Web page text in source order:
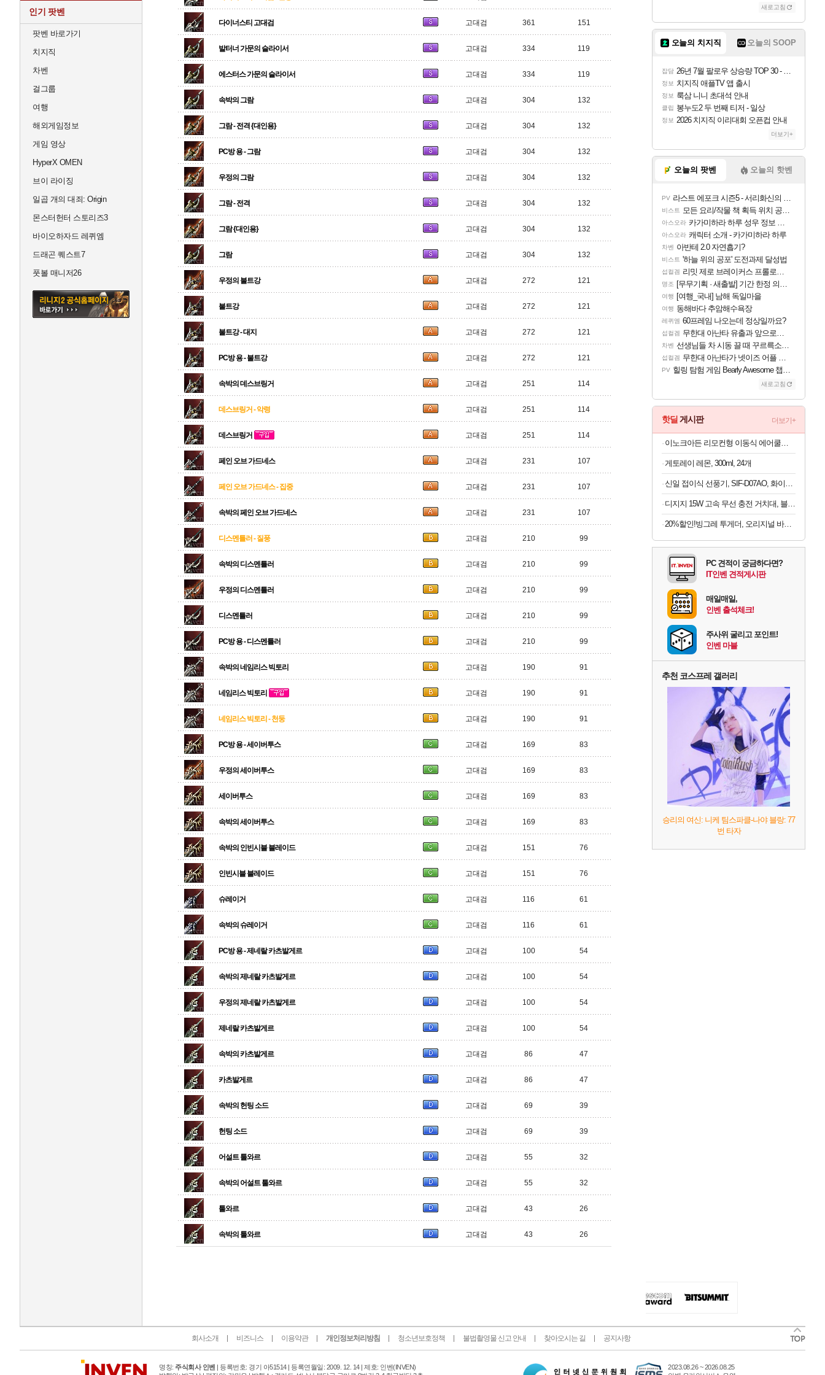
인기 팟벤
팟벤 바로가기
치지직
차벤
걸그룹
여행
해외게임정보
게임 영상
HyperX OMEN
브이 라이징
일곱 개의 대죄: Origin
몬스터헌터 스토리즈3
바이오하자드 레퀴엠
드래곤 퀘스트7
풋볼 매니저26
다이너스티 고대검 고대검 361 151
발터너 가문의 슬라이서 고대검 334 119
에스터스 가문의 슬라이서 고대검 334 119
속박의 그람 고대검 304 132
그람 - 전격 {대인용} 고대검 304 132
PC방 용 - 그람 고대검 304 132
우정의 그람 고대검 304 132
그람 - 전격 고대검 304 132
그람 {대인용} 고대검 304 132
그람 고대검 304 132
우정의 불트강 고대검 272 121
불트강 고대검 272 121
불트강 - 대지 고대검 272 121
PC방 용 - 불트강 고대검 272 121
속박의 데스브링거 고대검 251 114
데스브링거 - 악령 고대검 251 114
데스브링거 고대검 251 114
페인 오브 가드네스 고대검 231 107
페인 오브 가드네스 - 집중 고대검 231 107
속박의 페인 오브 가드네스 고대검 231 107
디스멘틀러 - 질풍 고대검 210 99
속박의 디스멘틀러 고대검 210 99
우정의 디스멘틀러 고대검 210 99
디스멘틀러 고대검 210 99
PC방 용 - 디스멘틀러 고대검 210 99
속박의 네임리스 빅토리 고대검 190 91
네임리스 빅토리 고대검 190 91
네임리스 빅토리 - 천둥 고대검 190 91
PC방 용 - 세이버투스 고대검 169 83
우정의 세이버투스 고대검 169 83
세이버투스 고대검 169 83
속박의 세이버투스 고대검 169 83
속박의 인빈시블 블레이드 고대검 151 76
인빈시블 블레이드 고대검 151 76
슈레이거 고대검 116 61
속박의 슈레이거 고대검 116 61
PC방 용 - 제네랄 카츠발게르 고대검 100 54
속박의 제네랄 카츠발게르 고대검 100 54
우정의 제네랄 카츠발게르 고대검 100 54
제네랄 카츠발게르 고대검 100 54
속박의 카츠발게르 고대검 86 47
카츠발게르 고대검 86 47
속박의 헌팅 소드 고대검 69 39
헌팅 소드 고대검 69 39
어설트 툴와르 고대검 55 32
속박의 어설트 툴와르 고대검 55 32
툴와르 고대검 43 26
속박의 툴와르 고대검 43 26
새로고침
오늘의 치지직 오늘의 SOOP
잡담 26년 7월 팔로우 상승량 TOP 30 - 월간 치지직
정보 치지직 애플TV 앱 출시
정보 룩삼 니니 초대석 안내
클립 봉누도2 두 번째 티저 - 일상
정보 2026 치지직 이리대회 오픈컵 안내
더보기+
오늘의 팟벤 오늘의 핫벤
PV 라스트 에포크 시즌5 - 서리화신의 분노 티저
비스트 모든 요리/작물 책 획득 위치 공략 (36개) - 미식가 도전과제
아스오라 카가미하라 하루 성우 정보 및 주요 필모
아스오라 캐릭터 소개 - 카가미하라 하루
차벤 아반테 2.0 자연흡기?
비스트 '하늘 위의 공포' 도전과제 달성법
섭컬겜 리밋 제로 브레이커스 프롤로그 테스트 후기 영상 업로드
명조 [무무기획 · 새출발] 기간 한정 의뢰 이벤트
여행 [여행_국내] 남해 독일마을
여행 동해바다 추암해수욕장
레퀴엠 60프레임 나오는데 정상일까요?
섭컬겜 무한대 아난타 유출과 앞으로의 예상 (루머)
차벤 선생님들 차 시동 끌 때 꾸르륵소리나는데
섭컬겜 무한대 아난타가 넷이즈 어플 달력에 일정 등록
PV 힐링 탐험 게임 Bearly Awesome 챕터 1 트레일러
새로고침
핫딜 게시판 더보기+
이노크아든 리모컨형 이동식 에어쿨러 IA-L11, 1개
게토레이 레몬, 300ml, 24개
신일 접이식 선풍기, SIF-D07AO, 화이트, 1개
디지지 15W 고속 무선 충전 거치대, 블랙, 1개
20%할인!빙그레 투게더, 오리지널 바닐라, 270ml, 8개
PC 견적이 궁금하다면?
IT인벤 견적게시판
매일매일,
인벤 출석체크!
주사위 굴리고 포인트!
인벤 마블
추천 코스프레 갤러리
승리의 여신: 니케 팀스파클-나야 블랑: 77
번 타자
회사소개 비즈니스 이용약관 개인정보처리방침 청소년보호정책 불법촬영물 신고 안내 찾아오시는 길 공지사항
명칭: 주식회사 인벤 | 등록번호: 경기 아51514 | 등록연월일: 2009. 12. 14 | 제호: 인벤(INVEN)
2023.08.26 ~ 2026.08.25